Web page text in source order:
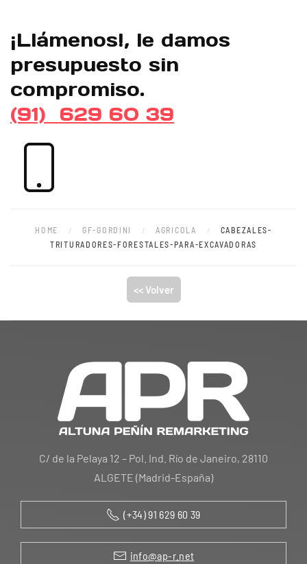
¡Llámenos!, le damos
presupuesto sin
compromiso.
(91) 629 60 39
HOME GF-GORDINI AGRICOLA
CABEZALES-
TRITURADORES-FORESTALES-PARA-EXCAVADORAS
<< Volver
C/ de la Pelaya 12 – Pol. Ind. Río de Janeiro, 28110
ALGETE (Madrid-España)
(+34) 91 629 60 39
info@ap-r.net